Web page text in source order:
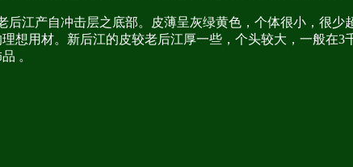
江产自冲击层之底部。皮薄呈灰绿黄色，个体很小，很
想用材。新后江的皮较老后江厚一些，个头较大，一般在3
。